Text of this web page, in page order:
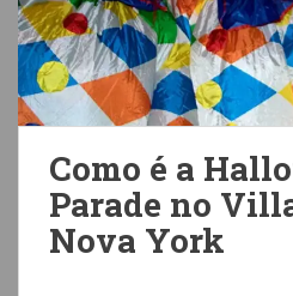
Como é a
Parade no
Nova York